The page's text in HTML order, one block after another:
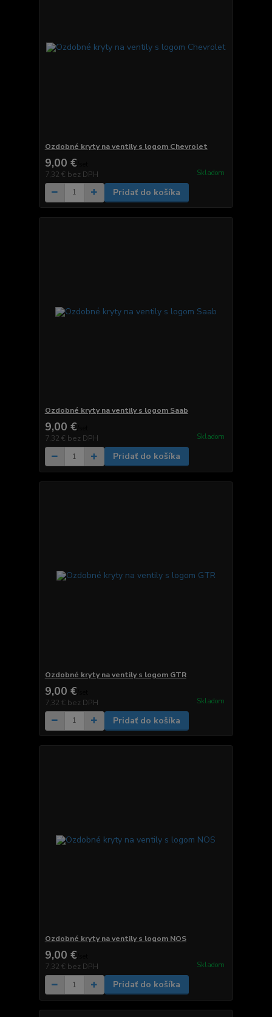
Ozdobné kryty na ventily s logom Chevrolet
9,00 €
7,32 € bez DPH Skladom
Pridať do košíka
Ozdobné kryty na ventily s logom Saab
9,00 €
7,32 € bez DPH Skladom
Pridať do košíka
Ozdobné kryty na ventily s logom GTR
9,00 €
7,32 € bez DPH Skladom
Pridať do košíka
Ozdobné kryty na ventily s logom NOS
9,00 €
7,32 € bez DPH Skladom
Pridať do košíka